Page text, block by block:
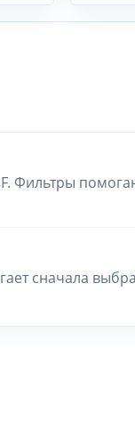
Фильтры
сначала